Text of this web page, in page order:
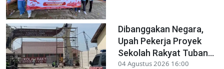
Dibanggakan Negara,
Upah Pekerja Proyek
Sekolah Rakyat Tuban...
04 Agustus 2026 16:00